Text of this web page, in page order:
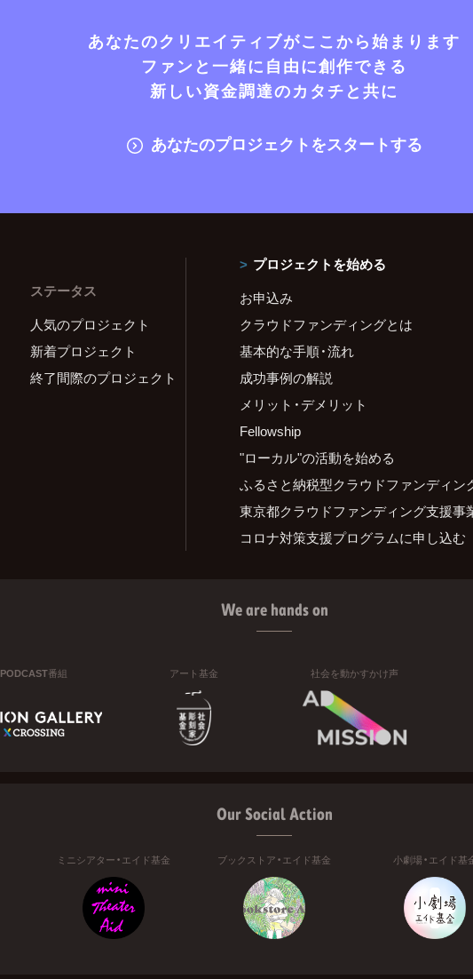
あなたのクリエイティブがここから始まります
ファンと一緒に自由に創作できる
新しい資金調達のカタチと共に
あなたのプロジェクトをスタートする
ステータス
人気のプロジェクト
新着プロジェクト
終了間際のプロジェクト
プロジェクトを始める
お申込み
クラウドファンディングとは
基本的な手順・流れ
成功事例の解説
メリット・デメリット
Fellowship
"ローカル"の活動を始める
ふるさと納税型クラウドファンディン
東京都クラウドファンディング支援事
コロナ対策支援プログラムに申し込む
We are hands on
PODCAST番組 アート基金 社会を動かすかけ声
Our Social Action
ミニシアター・エイド基金 ブックストア・エイド基金 小劇場・エイド基